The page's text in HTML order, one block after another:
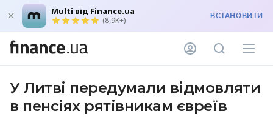
Multi від Finance.ua
(8,9K+) ВСТАНОВИТИ
У Литві передумали відмовляти
в пенсіях рятівникам євреїв